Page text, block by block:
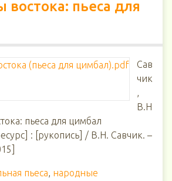
востока: пьеса для
Сав
чик
,
В.Н
пьеса для цимбал
: [рукопись] / В.Н. Савчик. –
пьеса, народные